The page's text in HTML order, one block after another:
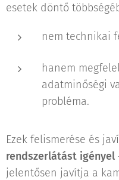
esetek döntő
nem technikai
hanem
adatminőségi
probléma.
Ezek felismerése és
rendszerlátást igényel
jelentősen javítja a